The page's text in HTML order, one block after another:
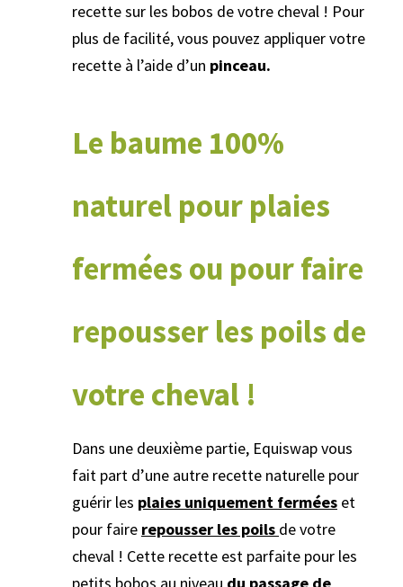
recette sur les bobos de votre cheval ! Pour
plus de facilité, vous pouvez appliquer votre
recette à l’aide d’un pinceau.
Le baume 100%
naturel pour plaies
fermées ou pour faire
repousser les poils de
votre cheval !
Dans une deuxième partie, Equiswap vous
fait part d’une autre recette naturelle pour
guérir les plaies uniquement fermées et
pour faire repousser les poils de votre
cheval ! Cette recette est parfaite pour les